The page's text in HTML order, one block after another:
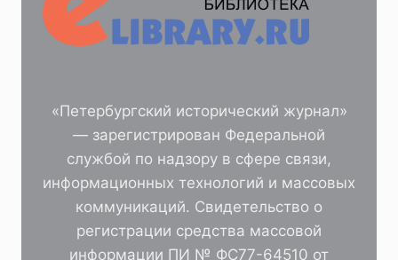
«Петербургский исторический журнал»
— зарегистрирован Федеральной
службой по надзору в сфере связи,
информационных технологий и массовых
коммуникаций. Свидетельство о
регистрации средства массовой
информации ПИ № ФС77-64510 от